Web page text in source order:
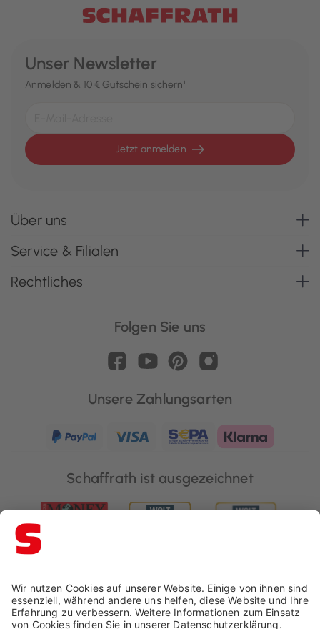
Unser Newsletter
Anmelden & 10 € Gutschein sichern¹
Jetzt anmelden
Über uns
Service & Filialen
Rechtliches
Folgen Sie uns
Unsere Zahlungsarten
Schaffrath ist ausgezeichnet